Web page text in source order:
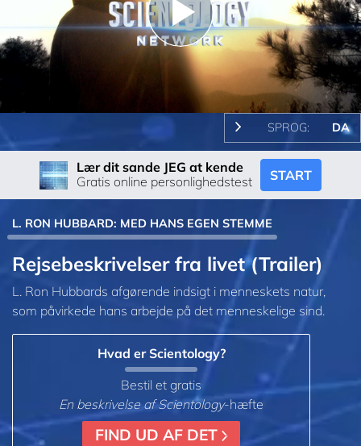
Play
Video
SPROG: DA
Lær dit sande JEG at kende
Gratis online personlighedstest
START
L. RON HUBBARD: MED HANS EGEN STEMME
Rejsebeskrivelser fra livet (Trailer)
L. Ron Hubbards afgørende indsigt i menneskets natur,
som påvirkede hans arbejde på det menneskelige sind.
Hvad er Scientology?
Bestil et gratis
En beskrivelse af Scientology-hæfte
FIND UD AF DET